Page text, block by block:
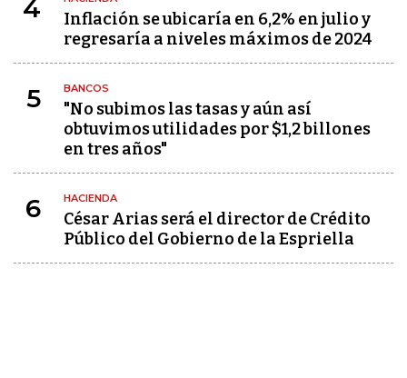
4
Inflación se ubicaría en 6,2% en julio y
regresaría a niveles máximos de 2024
5 BANCOS
"No subimos las tasas y aún así
obtuvimos utilidades por $1,2 billones
en tres años"
6 HACIENDA
César Arias será el director de Crédito
Público del Gobierno de la Espriella